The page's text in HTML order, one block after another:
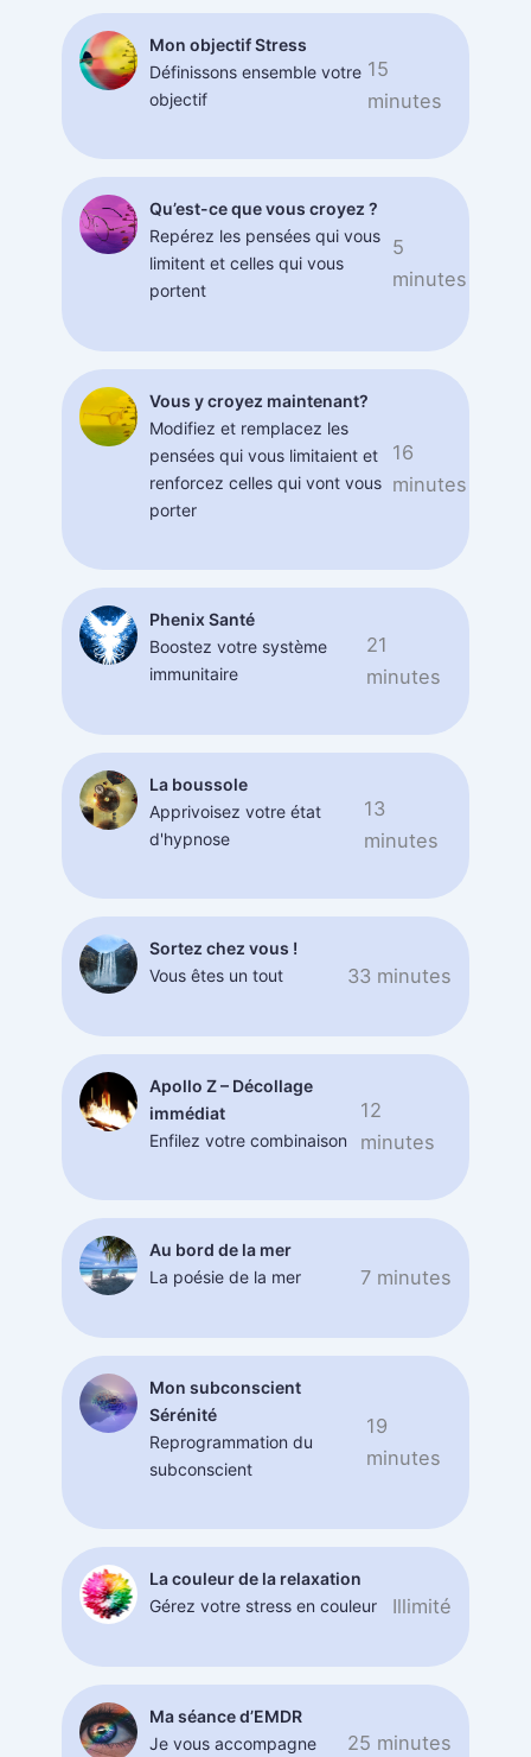
Mon objectif Stress
Définissons ensemble votre
objectif
15
minutes
Qu’est-ce que vous croyez ?
Repérez les pensées qui vous
limitent et celles qui vous
portent
5
minutes
Vous y croyez maintenant?
Modifiez et remplacez les
pensées qui vous limitaient et
renforcez celles qui vont vous
porter
16
minutes
Phenix Santé
Boostez votre système
immunitaire
21
minutes
La boussole
Apprivoisez votre état
d'hypnose
13
minutes
Sortez chez vous !
Vous êtes un tout
33 minutes
Apollo Z – Décollage
immédiat
Enfilez votre combinaison
12
minutes
Au bord de la mer
La poésie de la mer
7 minutes
Mon subconscient
Sérénité
Reprogrammation du
subconscient
19
minutes
La couleur de la relaxation
Gérez votre stress en couleur
Illimité
Ma séance d’EMDR
Je vous accompagne
25 minutes